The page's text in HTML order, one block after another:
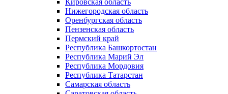
Кировская область
Нижегородская область
Оренбургская область
Пензенская область
Пермский край
Республика Башкортостан
Республика Марий Эл
Республика Мордовия
Республика Татарстан
Самарская область